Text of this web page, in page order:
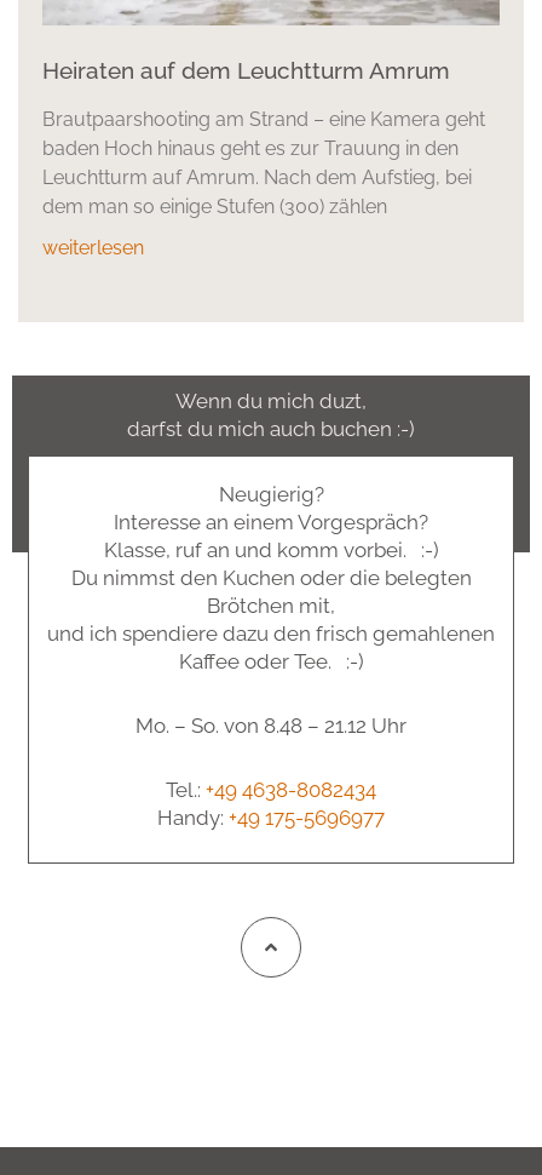
Heiraten auf dem Leuchtturm Amrum
Brautpaarshooting am Strand – eine Kamera geht
baden Hoch hinaus geht es zur Trauung in den
Leuchtturm auf Amrum. Nach dem Aufstieg, bei
dem man so einige Stufen (300) zählen
weiterlesen
Wenn du mich duzt,
darfst du mich auch buchen :-)
Neugierig?
Interesse an einem Vorgespräch?
Klasse, ruf an und komm vorbei. :-)
Du nimmst den Kuchen oder die belegten
Brötchen mit,
und ich spendiere dazu den frisch gemahlenen
Kaffee oder Tee. :-)
Mo. – So. von 8.48 – 21.12 Uhr
Tel.: +49 4638-8082434
Handy: +49 175-5696977